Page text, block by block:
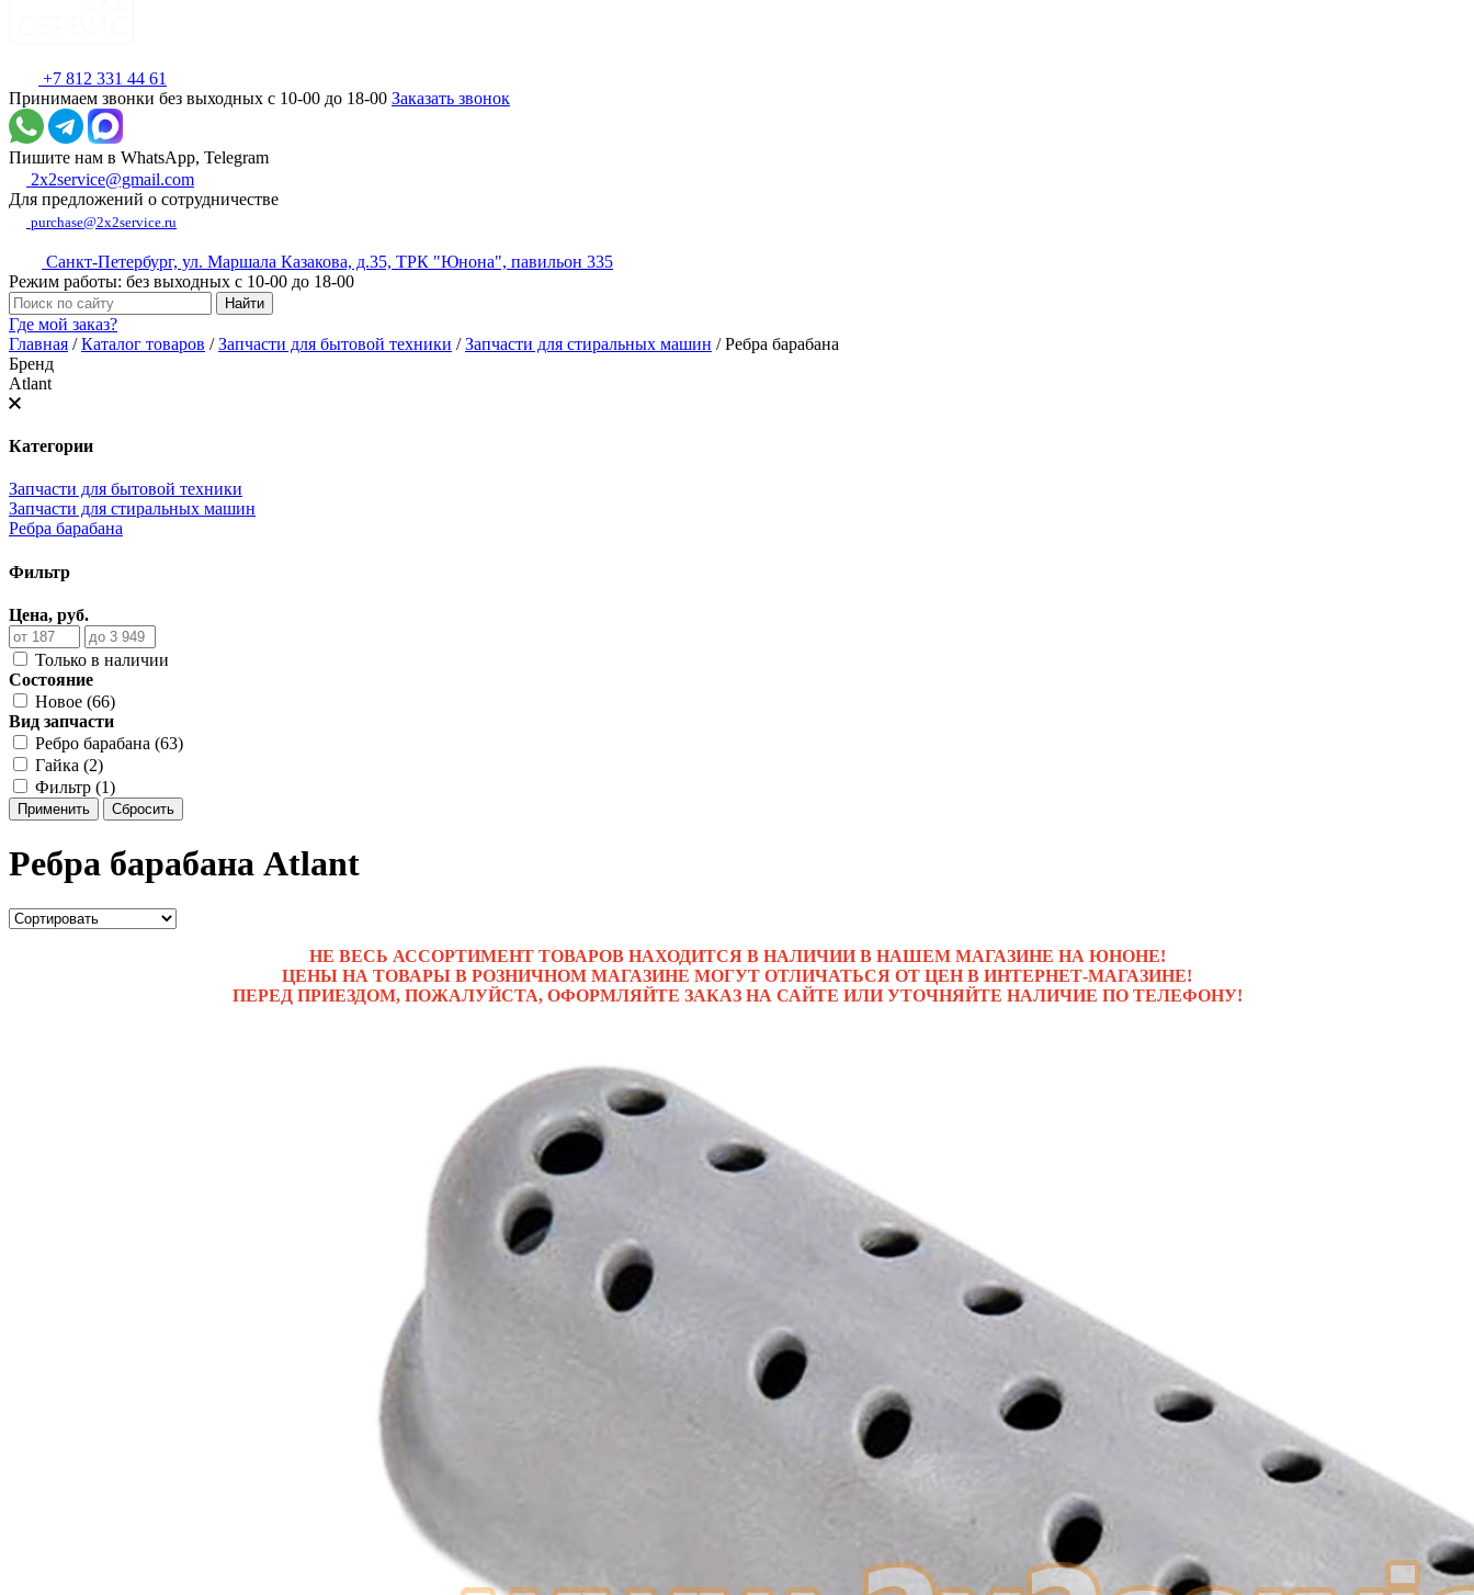
+7 812 331 44 61
Принимаем звонки без выходных с 10-00 до 18-00 Заказать звонок
Пишите нам в WhatsApp, Telegram
2x2service@gmail.com
Для предложений о сотрудничестве
purchase@2x2service.ru
Санкт-Петербург, ул. Маршала Казакова, д.35, ТРК "Юнона", павильон 335
Режим работы: без выходных с 10-00 до 18-00
Где мой заказ?
Главная /Каталог товаров /Запчасти для бытовой техники /Запчасти для стиральных машин /Ребра барабана
Бренд
Atlant
Категории
Запчасти для бытовой техники
Запчасти для стиральных машин
Ребра барабана
Фильтр
Цена, руб.
Только в наличии
Состояние
Новое (66)
Вид запчасти
Ребро барабана (63)
Гайка (2)
Фильтр (1)
Применить Сбросить
Ребра барабана Atlant
НЕ ВЕСЬ АССОРТИМЕНТ ТОВАРОВ НАХОДИТСЯ В НАЛИЧИИ В НАШЕМ МАГАЗИНЕ НА ЮНОНЕ!
ЦЕНЫ НА ТОВАРЫ В РОЗНИЧНОМ МАГАЗИНЕ МОГУТ ОТЛИЧАТЬСЯ ОТ ЦЕН В ИНТЕРНЕТ-МАГАЗИНЕ!
ПЕРЕД ПРИЕЗДОМ, ПОЖАЛУЙСТА, ОФОРМЛЯЙТЕ ЗАКАЗ НА САЙТЕ ИЛИ УТОЧНЯЙТЕ НАЛИЧИЕ ПО ТЕЛЕФОНУ!